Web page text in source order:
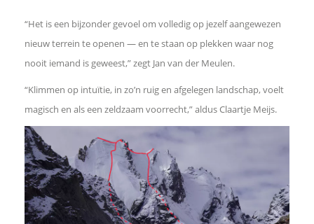
n
k
e
I
n
“Het is een bijzonder gevoel om volledig op jezelf aangewezen
nieuw terrein te openen — en te staan op plekken waar nog
nooit iemand is geweest,” zegt Jan van der Meulen.
“Klimmen op intuïtie, in zo’n ruig en afgelegen landschap, voelt
magisch en als een zeldzaam voorrecht,” aldus Claartje Meijs.